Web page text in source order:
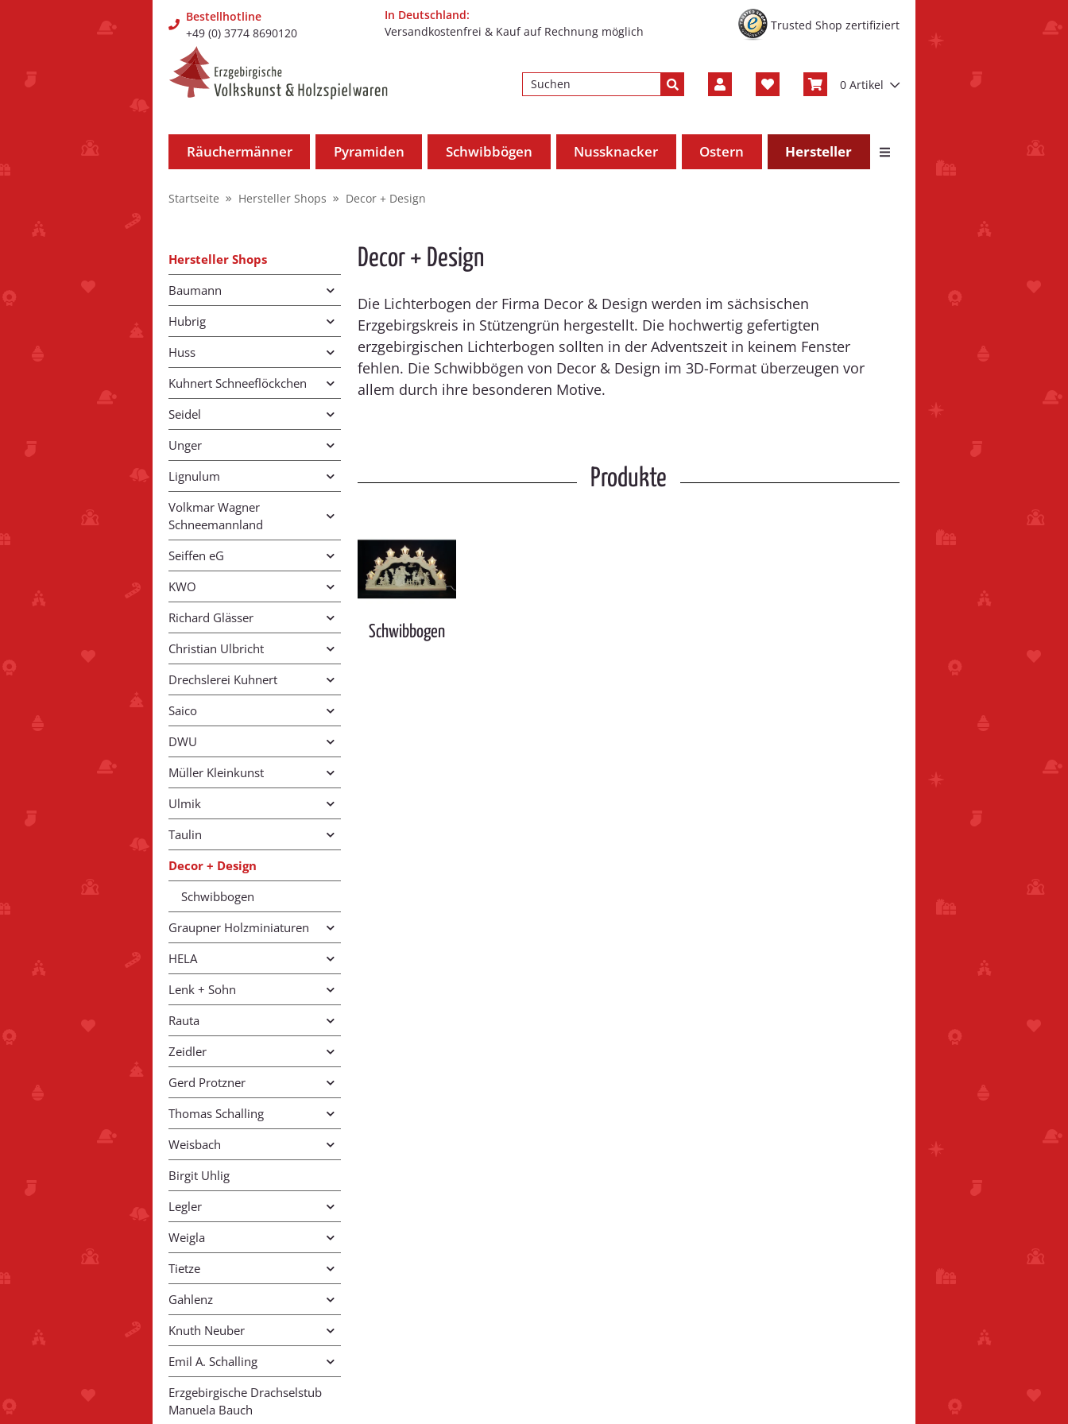
Bestellhotline
+49 (0) 3774 8690120
In Deutschland:
Versandkostenfrei & Kauf auf Rechnung möglich
Trusted Shop zertifiziert
0 Artikel
Räuchermänner Pyramiden Schwibbögen Nussknacker Ostern Hersteller
Startseite Hersteller Shops Decor + Design
Decor + Design
Die Lichterbogen der Firma Decor & Design werden im sächsischen
Erzgebirgskreis in Stützengrün hergestellt. Die hochwertig gefertigten
erzgebirgischen Lichterbogen sollten in der Adventszeit in keinem Fenster
fehlen. Die Schwibbögen von Decor & Design im 3D-Format überzeugen vor
allem durch ihre besonderen Motive.
Produkte
Schwibbogen
Hersteller Shops
Baumann
Hubrig
Huss
Kuhnert Schneeflöckchen
Seidel
Unger
Lignulum
Volkmar Wagner
Schneemannland
Seiffen eG
KWO
Richard Glässer
Christian Ulbricht
Drechslerei Kuhnert
Saico
DWU
Müller Kleinkunst
Ulmik
Taulin
Decor + Design
Schwibbogen
Graupner Holzminiaturen
HELA
Lenk + Sohn
Rauta
Zeidler
Gerd Protzner
Thomas Schalling
Weisbach
Birgit Uhlig
Legler
Weigla
Tietze
Gahlenz
Knuth Neuber
Emil A. Schalling
Erzgebirgische Drachselstub
Manuela Bauch